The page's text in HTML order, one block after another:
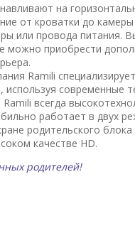
на
от кроватки до
или провода питания.
можно приобрести
Ramili
современные
всегда
работает в двух
родительского блока
качестве HD.
родителей!